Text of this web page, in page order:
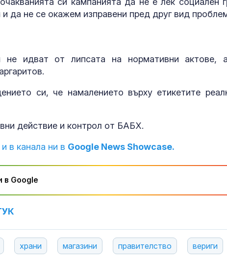
да не се окажем изправени пред друг вид
не идват от липсата на нормативни актове,
си, че намалението върху етикетите
действие и контрол от БАБХ.
в канала ни в Google News Showcase.
в Google
храни магазини правителство вериги